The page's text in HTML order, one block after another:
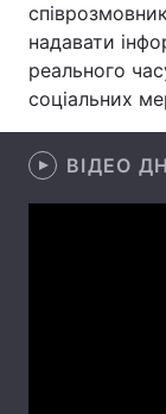
Зброя
Здоров'я
Цікавинки
Екологія
надавати
реального
соціальних
ВІДЕО